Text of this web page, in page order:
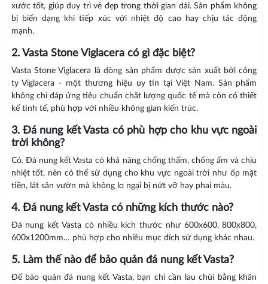
xước tốt, giúp duy trì vẻ đẹp trong thời gian dài. Sản phẩm không
bị biến dạng khi tiếp xúc với nhiệt độ cao hay chịu tác động
mạnh.
2. Vasta Stone Viglacera có gì đặc biệt?
Vasta Stone Viglacera là dòng sản phẩm được sản xuất bởi công
ty Viglacera - một thương hiệu uy tín tại Việt Nam. Sản phẩm
không chỉ đáp ứng tiêu chuẩn chất lượng quốc tế mà còn có thiết
kế tinh tế, phù hợp với nhiều không gian kiến trúc.
3. Đá nung kết Vasta có phù hợp cho khu vực ngoài
trời không?
Có. Đá nung kết Vasta có khả năng chống thấm, chống ẩm và chịu
nhiệt tốt, nên có thể sử dụng cho khu vực ngoài trời như ốp mặt
tiền, lát sân vườn mà không lo ngại bị nứt vỡ hay phai màu.
4. Đá nung kết Vasta có những kích thước nào?
Đá nung kết Vasta có nhiều kích thước như 600x600, 800x800,
600x1200mm… phù hợp cho nhiều mục đích sử dụng khác nhau.
5. Làm thế nào để bảo quản đá nung kết Vasta?
Để bảo quản đá nung kết Vasta, bạn chỉ cần lau chùi bằng khăn